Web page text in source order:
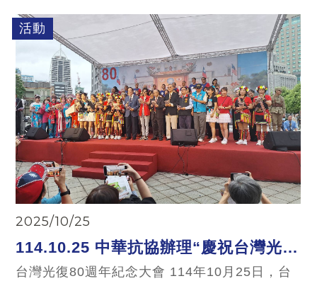
會主辦的「抗戰勝
利80週年向抗戰老兵致敬」活動。
活動
2025/10/25
114.10.25 中華抗協辦理“慶祝台灣光復
80週年活動”
台灣光復80週年紀念大會 114年10月25日，台